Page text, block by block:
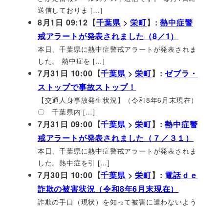
送信しておりま […]
8月1日 09:12【千葉県 >栄町】:熱中症警
戒アラートが発表されました（8／1）
本日、千葉県に熱中症警戒アラートが発表されま
した。 熱中症を […]
7月31日 10:00【千葉県 >栄町】:ゼブラ・
ストップで事故ストップ！
【交通人身事故発生状況】（令和8年6月末現在）
〇 千葉県内 […]
7月31日 09:00【千葉県 >栄町】:熱中症警
戒アラートが発表されました（７／３１）
本日、千葉県に熱中症警戒アラートが発表されま
した。熱中症を引 […]
7月30日 10:00【千葉県 >栄町】: 電話ｄｅ
詐欺の被害状況（令和8年6月末現在）
詐欺の手口（現状）を知って被害に遭わないよう